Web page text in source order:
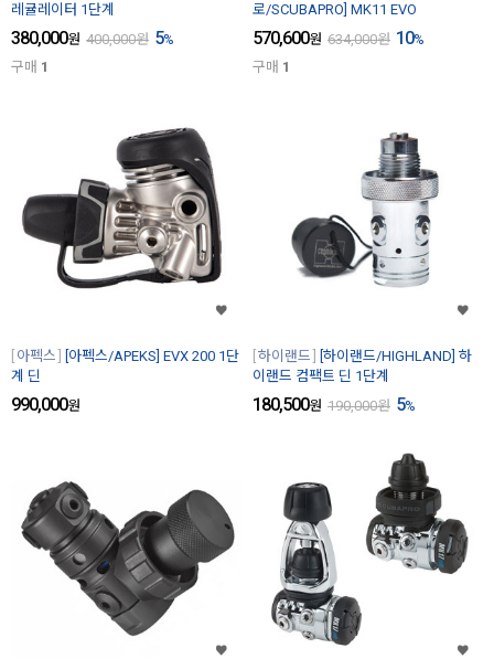
레귤레이터 1단계
380,000원 400,000원 5%
구매 1
로/SCUBAPRO] MK11 EVO
570,600원 634,000원 10%
구매 1
아펙스
[아펙스/APEKS] EVX 200 1단
계 딘
990,000원
하이랜드
[하이랜드/HIGHLAND] 하
이랜드 컴팩트 딘 1단계
180,500원 190,000원 5%